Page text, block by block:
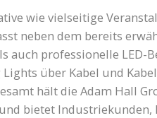
wie vielseitige
neben dem bereits
auch professionelle LED-
über Kabel und
hält die Adam Hall
bietet Industriekunden,